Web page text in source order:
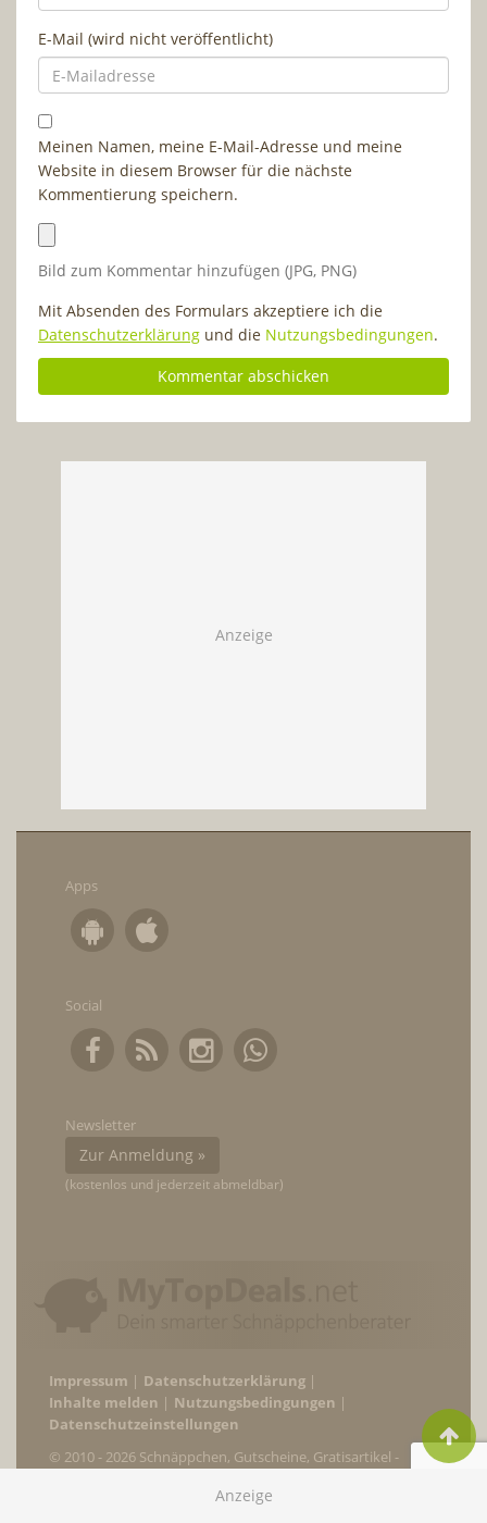
E-Mail (wird nicht veröffentlicht)
Meinen Namen, meine E-Mail-Adresse und meine
Website in diesem Browser für die nächste
Kommentierung speichern.
Bild zum Kommentar hinzufügen (JPG, PNG)
Mit Absenden des Formulars akzeptiere ich die
Datenschutzerklärung und die Nutzungsbedingungen.
Apps
Social
Newsletter
Zur Anmeldung »
(kostenlos und jederzeit abmeldbar)
Impressum
Datenschutzerklärung
Inhalte melden
Nutzungsbedingungen
Datenschutzeinstellungen
© 2010 - 2026 Schnäppchen, Gutscheine, Gratisartikel -